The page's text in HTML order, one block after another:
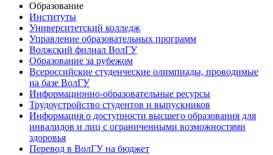
Образование
Институты
Университетский колледж
Управление образовательных программ
Волжский филиал ВолГУ
Образование за рубежом
Всероссийские студенческие олимпиады, проводимые
на базе ВолГУ
Информационно-образовательные ресурсы
Трудоустройство студентов и выпускников
Информация о доступности высшего образования для
инвалидов и лиц с ограниченными возможностями
здоровья
Перевод в ВолГУ на бюджет